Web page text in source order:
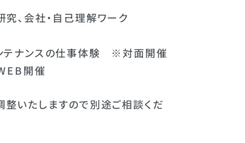
究、会社・自己理解ワーク
テナンスの仕事体験 ※対面開催
開催
いたしますので別途ご相談くだ